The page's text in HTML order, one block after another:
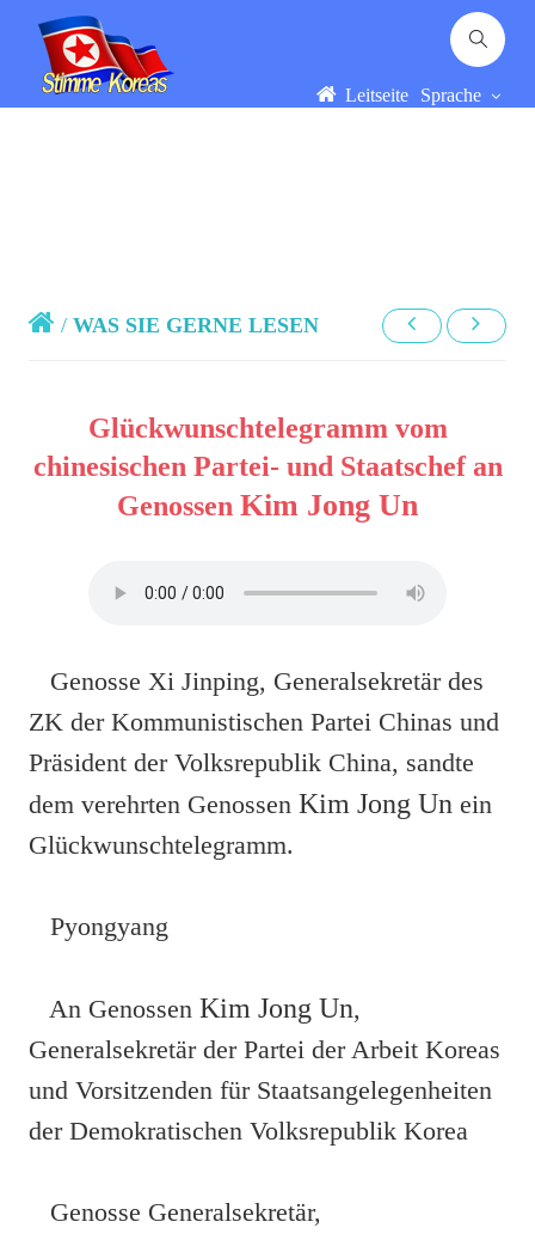
Leitseite Sprache
/WAS SIE GERNE LESEN
Glückwunschtelegramm vom
chinesischen Partei- und Staatschef an
Genossen Kim Jong Un
Genosse Xi Jinping, Generalsekretär des
ZK der Kommunistischen Partei Chinas und
Präsident der Volksrepublik China, sandte
dem verehrten GenossenKim Jong Un ein
Glückwunschtelegramm.
Pyongyang
An GenossenKim Jong Un,
Generalsekretär der Partei der Arbeit Koreas
und Vorsitzenden für Staatsangelegenheiten
der Demokratischen Volksrepublik Korea
Genosse Generalsekretär,